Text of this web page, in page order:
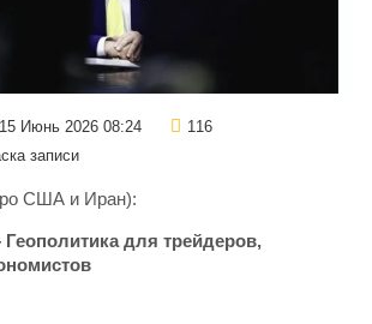
15 Июнь 2026 08:24
116
записи
США и Иран):
для трейдеров,